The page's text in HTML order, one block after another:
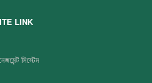
LINK
সিস্টেম